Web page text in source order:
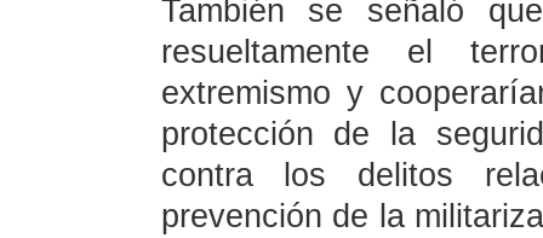
También se señaló
resueltamente el
extremismo y
protección de la
contra los delitos
prevención de la